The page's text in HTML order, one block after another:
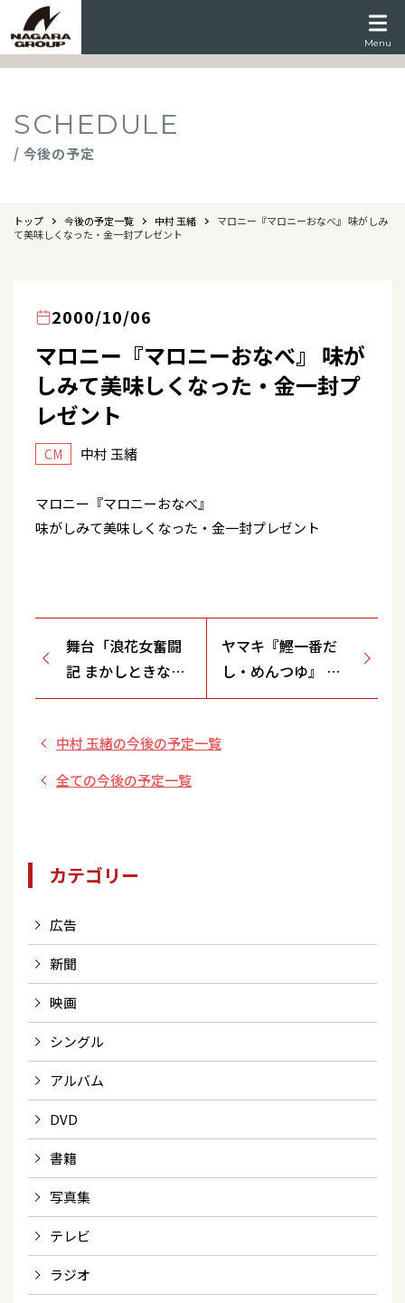
Menu
SCHEDULE
/ 今後の予定
トップ 今後の予定一覧 中村 玉緒
マロニー『マロニーおなべ』 味がしみ
て美味しくなった・金一封プレゼント
2000/10/06
マロニー『マロニーおなべ』 味が
しみて美味しくなった・金一封プ
レゼント
CM 中村 玉緒
マロニー『マロニーおなべ』
味がしみて美味しくなった・金一封プレゼント
舞台「浪花女奮闘
記 まかしときなは
れ」（新橋演舞
ヤマキ『鰹一番だ
し・めんつゆ』 噂
のめんつゆ・カツオ
中村 玉緒の今後の予定一覧
全ての今後の予定一覧
カテゴリー
広告
新聞
映画
シングル
アルバム
DVD
書籍
写真集
テレビ
ラジオ